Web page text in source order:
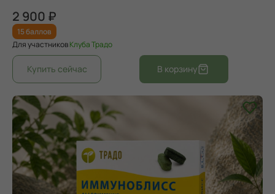
2 900 ₽
15 баллов
Для участниковКлуба Традо